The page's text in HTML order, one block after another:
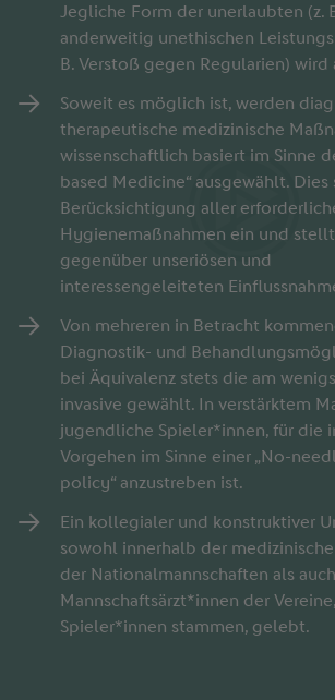
Jegliche Form der unerlaubten (z.
anderweitig unethischen
B. Verstoß gegen Regularien)
Soweit es möglich ist, werden
therapeutische medizinische
wissenschaftlich basiert im Sinne
based Medicine“ ausgewählt.
Berücksichtigung aller
Hygienemaßnahmen ein und
gegenüber unseriösen und
interessengeleiteten
Von mehreren in Betracht
Diagnostik- und
bei Äquivalenz stets die am
invasive gewählt. In verstärktem
jugendliche Spieler*innen, für die
Vorgehen im Sinne einer „No-
policy“ anzustreben ist.
Ein kollegialer und konstruktiver
sowohl innerhalb der
der Nationalmannschaften als
Mannschaftsärzt*innen der
Spieler*innen stammen, gelebt.